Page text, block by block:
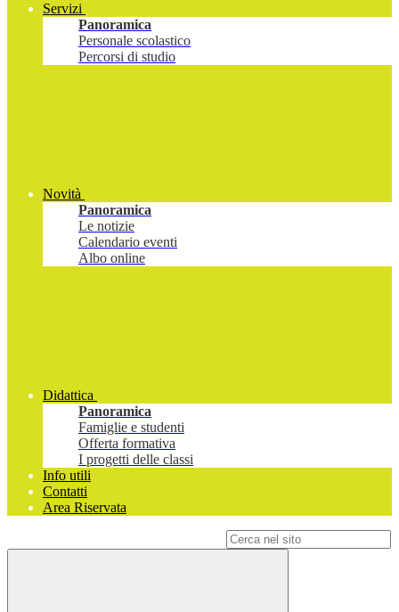
Servizi
Panoramica
Personale scolastico
Percorsi di studio
Novità
Panoramica
Le notizie
Calendario eventi
Albo online
Didattica
Panoramica
Famiglie e studenti
Offerta formativa
I progetti delle classi
Info utili
Contatti
Area Riservata